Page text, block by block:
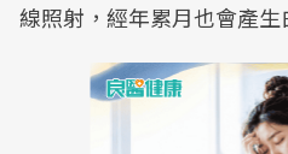
線照射，經年累月也會產生